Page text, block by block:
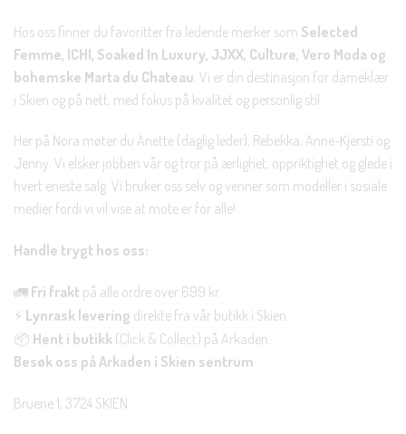
Hos oss finner du favoritter fra ledende merker som Selected
Femme, ICHI, Soaked In Luxury, JJXX, Culture, Vero Moda og
bohemske Marta du Chateau . Vi er din destinasjon for dameklær
i Skien og på nett, med fokus på kvalitet og personlig stil.
Her på Nora møter du Anette (daglig leder), Rebekka, Anne-Kjersti og
Jenny. Vi elsker jobben vår og tror på ærlighet, oppriktighet og glede i
hvert eneste salg. Vi bruker oss selv og venner som modeller i sosiale
medier fordi vi vil vise at mote er for alle!
Handle trygt hos oss:
🚛 Fri frakt på alle ordre over 699 kr.
⚡ Lynrask levering direkte fra vår butikk i Skien.
📦 Hent i butikk (Click & Collect) på Arkaden.
Besøk oss på Arkaden i Skien sentrum
Bruene 1, 3724 SKIEN